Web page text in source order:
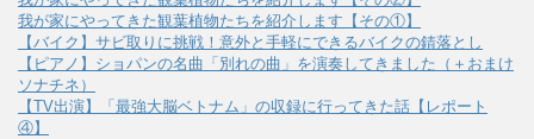
我が家にやってきた観葉植物たちを紹介します【その①】
【バイク】サビ取りに挑戦！意外と手軽にできるバイクの錆落とし
【ピアノ】ショパンの名曲「別れの曲」を演奏してきました（＋おまけ
ソナチネ）
【TV出演】「最強大脳ベトナム」の収録に行ってきた話【レポート
④】